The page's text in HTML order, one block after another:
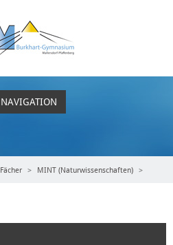
NAVIGATION
Fächer MINT (Naturwissenschaften)